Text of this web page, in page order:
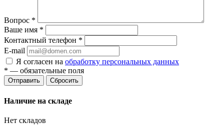
Вопрос *
Ваше имя *
Контактный телефон *
E-mail
Я согласен на обработку персональных данных
* — обязательные поля
Сбросить
Наличие на складе
Нет складов